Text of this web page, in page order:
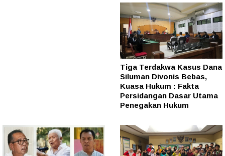
Tiga Terdakwa Kasus Dana
Siluman Divonis Bebas,
Kuasa Hukum : Fakta
Persidangan Dasar Utama
Penegakan Hukum